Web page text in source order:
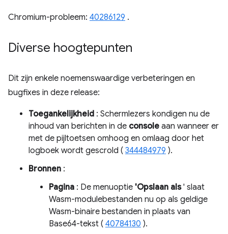
Chromium-probleem: 40286129 .
Diverse hoogtepunten
Dit zijn enkele noemenswaardige verbeteringen en
bugfixes in deze release:
Toegankelijkheid : Schermlezers kondigen nu de
inhoud van berichten in de console aan wanneer er
met de pijltoetsen omhoog en omlaag door het
logboek wordt gescrold ( 344484979 ).
Bronnen :
Pagina : De menuoptie 'Opslaan als' slaat
Wasm-modulebestanden nu op als geldige
Wasm-binaire bestanden in plaats van
Base64-tekst ( 40784130 ).